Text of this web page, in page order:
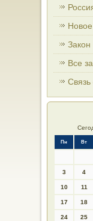
Закон
Все
Пн Вт
3 4
10 11
17 18
24 25